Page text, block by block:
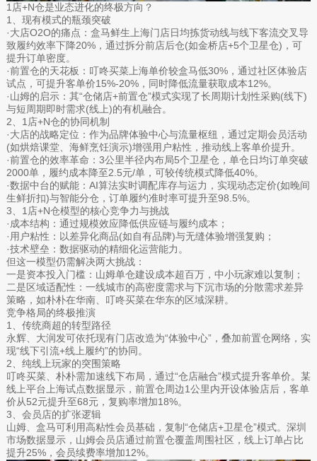
1店+N仓是业态进化的终极方向？
1、现有模式的瓶颈突破
·大店O2O的痛点：盒马鲜生上海门店日均拣货动线与线下客流交叉导
致履约效率下降20%，通过拆分前店后仓(如金桥店+5个卫星仓)，可
提升订单密度。
·前置仓的天花板：叮咚买菜上海单价较盒马低30%，通过社区体验店
试点，可提升客单价15%-20%，同时降低流量获取成本12%。
·山姆的启示：其“仓储店+前置仓”模式实现了长周期计划性采购(线下)
与短周期即时需求(线上)的有机融合。
2、1店+N仓的协同机制
·大店的战略定位：作为品牌体验中心与流量枢纽，通过定期会员活动
(如烘焙课堂、海鲜烹饪演示)增强用户粘性，推动线上客单价提升。
·前置仓的效率革命：3公里半径内布局5个卫星仓，单仓日均订单突破
2000单，履约成本降至2.5元/单，可较传统模式降低40%。
·数据中台的赋能：AI算法实时调配库存与运力，实现动态定价(如晚间
生鲜折扣)与智能分仓，订单履约准时率可提升至98.5%。
3、1店+N仓模型的核心竞争力与挑战
·成本结构：通过规模效应降低供应链与履约成本；
·用户粘性：以差异化商品(如自有品牌)与无缝体验增强复购；
·技术壁垒：数据驱动的精细化运营能力。
但这一模型仍需解决两大挑战：
一是资本投入门槛：山姆单仓建设成本超百万，中小玩家难以复制；
二是区域适配性：一线城市的高密度需求与下沉市场的分散需求差异
策略，如朴朴在华南、叮咚买菜在华东的区域深耕。
竞争格局的终极推演
1、传统商超的转型路径
永辉、大润发可依托现有门店改造为“体验中心”，叠加前置仓网络，实
现“线下引流+线上履约”的协同。
2、纯线上玩家的突围策略
叮咚买菜、朴朴需加速线下布局，通过“仓店融合”模式提升客单价。某
线上平台上海试点数据显示，前置仓周边1公里内开设体验店后，客单
价从52元提升至68元，复购率增加18%。
3、会员店的扩张逻辑
山姆、盒马可利用高粘性会员基础，复制“仓储店+卫星仓”模式。深圳
市场数据显示，山姆会员店通过前置仓覆盖周围社区，线上订单占比
提升25%，会员续费率增加12%。